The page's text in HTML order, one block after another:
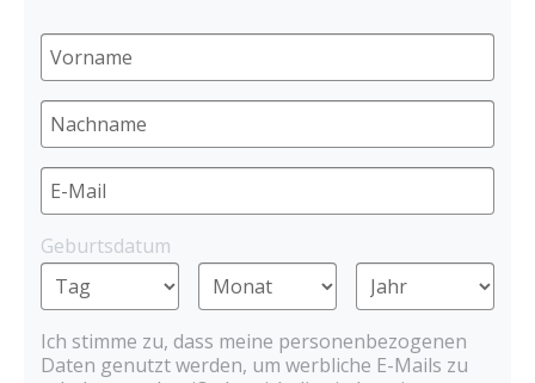
Geburtsdatum
Ich stimme zu, dass meine personenbezogenen
Daten genutzt werden, um werbliche E-Mails zu